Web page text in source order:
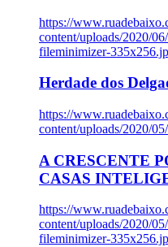
https://
content/uploads/2020/
fileminimizer-
Herdade dos
https://
content/uploads/2020/
A CRESCENTE
CASAS
https://
content/uploads/2020/
fileminimizer-